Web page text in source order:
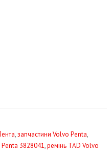
,запчастини Volvo Penta,
3828041,ремінь TAD Volvo